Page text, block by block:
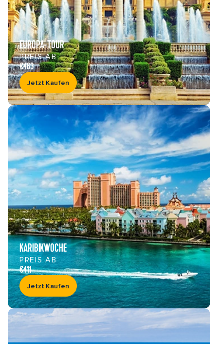
EUROPA-TOUR
PREIS AB
€463
Jetzt Kaufen
KARIBIKWOCHE
PREIS AB
€411
Jetzt Kaufen